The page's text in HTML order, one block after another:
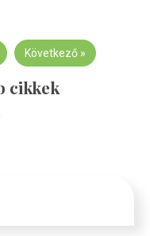
Következő »
cikkek